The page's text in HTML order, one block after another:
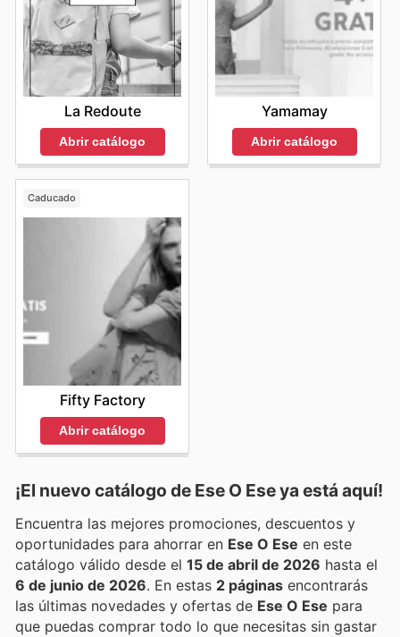
La Redoute
Abrir catálogo
Yamamay
Abrir catálogo
Caducado
Fifty Factory
Abrir catálogo
¡El nuevo catálogo de Ese O Eseya está aquí!
Encuentra las mejores promociones, descuentos y
oportunidades para ahorrar en Ese O Ese en este
catálogo válido desde el 15 de abril de 2026 hasta el
6 de junio de 2026 . En estas 2 páginas encontrarás
las últimas novedades y ofertas de Ese O Ese para
que puedas comprar todo lo que necesitas sin gastar